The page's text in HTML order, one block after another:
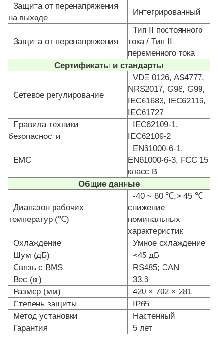
Защита от перенапряжения
на выходе
Интегрированный
Защита от перенапряжения
Тип II постоянного
тока / Тип II
переменного тока
Сертификаты и стандарты
Сетевое регулирование
VDE 0126, AS4777,
NRS2017, G98, G99,
IEC61683, IEC62116,
IEC61727
Правила техники
безопасности
IEC62109-1,
IEC62109-2
EMC
EN61000-6-1,
EN61000-6-3, FCC 15
класс B
Общие данные
Диапазон рабочих
температур (℃)
-40 ~ 60 ℃,> 45 ℃
снижение
номинальных
характеристик
Охлаждение
Умное охлаждение
Шум (дБ)
<45 дБ
Связь с BMS
RS485; CAN
Вес (кг)
33,6
Размер (мм)
420 × 702 × 281
Степень защиты
IP65
Метод установки
Настенный
Гарантия
5 лет